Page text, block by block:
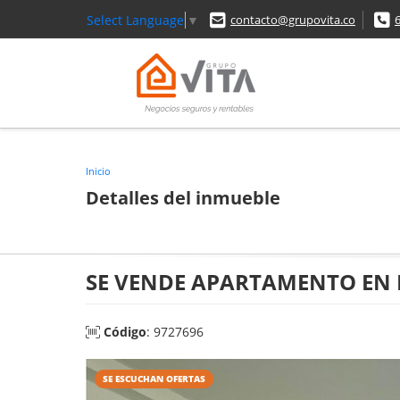
Select Language ▼ contacto@grupovita.co
Inicio
Detalles del inmueble
SE VENDE APARTAMENTO EN
Código: 9727696
SE ESCUCHAN OFERTAS